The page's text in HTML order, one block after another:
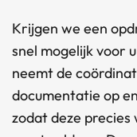
Krijgen we een
snel mogelijk voor
neemt de
documentatie op
zodat deze